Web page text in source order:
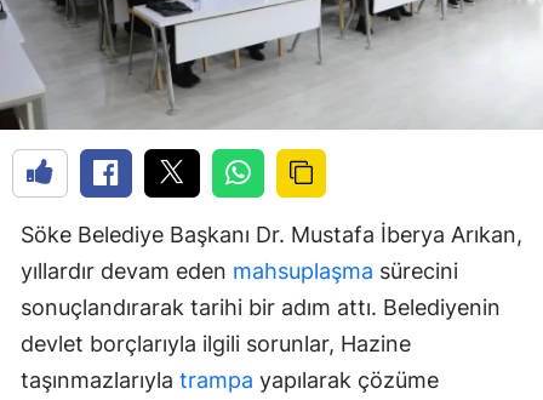
Söke Belediye Başkanı Dr. Mustafa İberya Arıkan,
yıllardır devam eden mahsuplaşma sürecini
sonuçlandırarak tarihi bir adım attı. Belediyenin
devlet borçlarıyla ilgili sorunlar, Hazine
taşınmazlarıyla trampa yapılarak çözüme